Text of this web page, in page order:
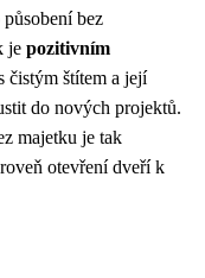
bez
je pozitivním
čistým štítem a její
do nových projektů.
majetku je tak
otevření dveří k